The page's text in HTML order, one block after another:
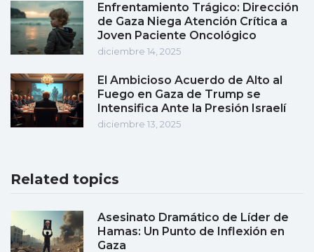
Enfrentamiento Trágico: Dirección
de Gaza Niega Atención Crítica a
Joven Paciente Oncológico
diciembre 14, 2025
El Ambicioso Acuerdo de Alto al
Fuego en Gaza de Trump se
Intensifica Ante la Presión Israelí
diciembre 13, 2025
Related topics
Asesinato Dramático de Líder de
Hamas: Un Punto de Inflexión en
Gaza